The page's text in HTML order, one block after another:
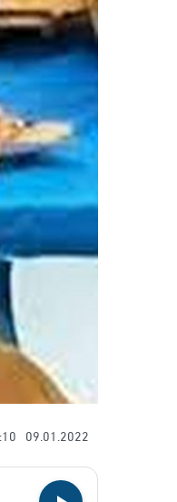
09.01.2022